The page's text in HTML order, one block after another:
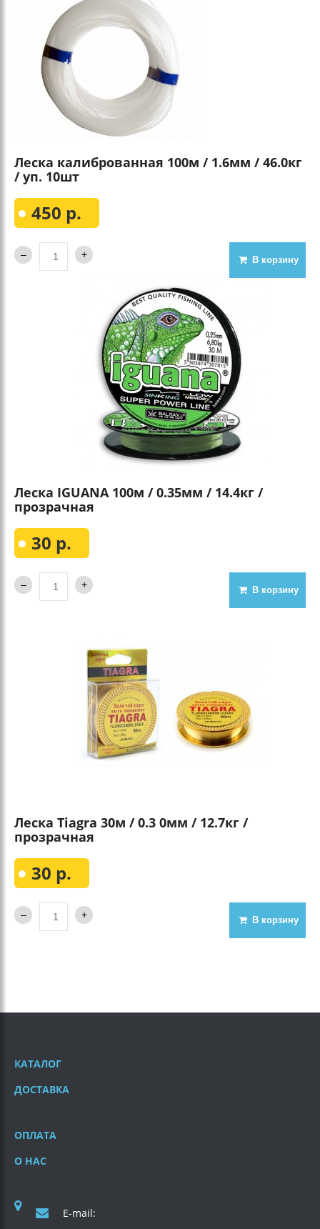
Леска калиброванная 100м / 1.6мм / 46.0кг
/ уп. 10шт
450 р.
В корзину
Леска IGUANA 100м / 0.35мм / 14.4кг /
прозрачная
30 р.
В корзину
Леска Tiagra 30м / 0.3 0мм / 12.7кг /
прозрачная
30 р.
В корзину
КАТАЛОГ
ДОСТАВКА
ОПЛАТА
О НАС
E-mail: